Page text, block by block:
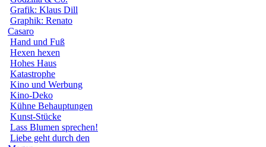
Grafik: Klaus Dill
Graphik: Renato
Casaro
Hand und Fuß
Hexen hexen
Hohes Haus
Katastrophe
Kino und Werbung
Kino-Deko
Kühne Behauptungen
Kunst-Stücke
Lass Blumen sprechen!
Liebe geht durch den